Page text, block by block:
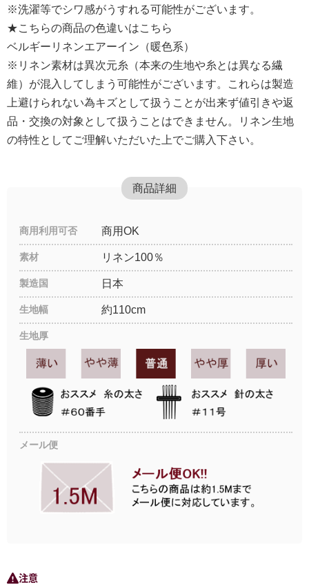
※洗濯等でシワ感がうすれる可能性がございます。
★こちらの商品の色違いはこちら
ベルギーリネンエアーイン（暖色系）
※リネン素材は異次元糸（本来の生地や糸とは異なる繊
維）が混入してしまう可能性がございます。これらは製造
上避けられない為キズとして扱うことが出来ず値引きや返
品・交換の対象として扱うことはできません。リネン生地
の特性としてご理解いただいた上でご購入下さい。
商品詳細
商用利用可否 商用OK
素材 リネン100％
製造国 日本
生地幅 約110cm
生地厚
メール便
注意